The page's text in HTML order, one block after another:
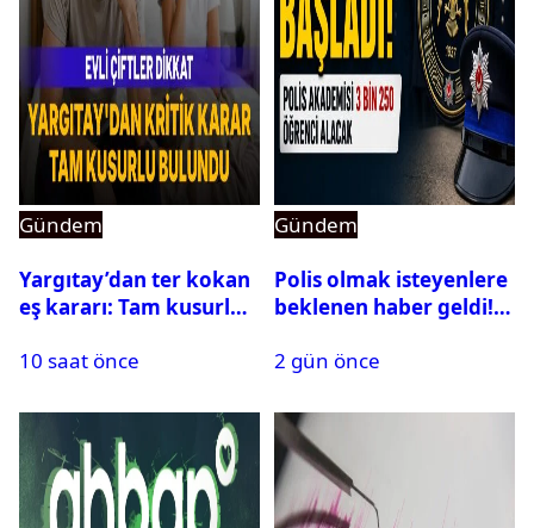
Gündem
Yargıtay’dan ter kokan
eş kararı: Tam kusurlu
10 saat önce
Gündem
Polis olmak isteyenlere
beklenen haber geldi!
2 gün önce